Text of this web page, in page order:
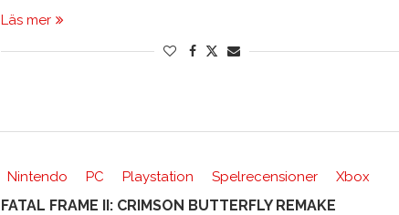
Läs mer
Nintendo PC Playstation Spelrecensioner Xbox
FATAL FRAME II: CRIMSON BUTTERFLY REMAKE